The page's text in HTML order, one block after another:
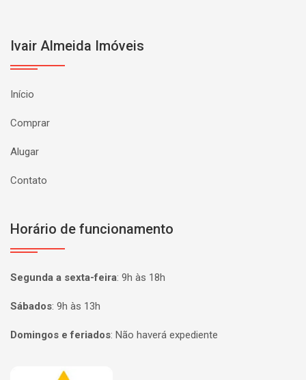
Ivair Almeida Imóveis
Início
Comprar
Alugar
Contato
Horário de funcionamento
Segunda a sexta-feira: 9h às 18h
Sábados: 9h às 13h
Domingos e feriados: Não haverá expediente
Página inicial